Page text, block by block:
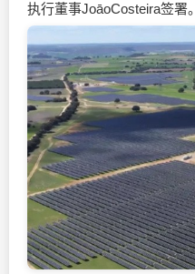
执行董事JoāoCosteira签署。